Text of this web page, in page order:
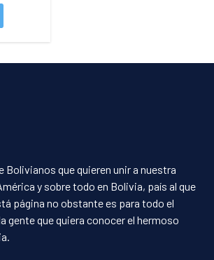
Bolivianos que quieren unir a nuestra
y sobre todo en Bolivia, país al que
página no obstante es para todo el
gente que quiera conocer el hermoso